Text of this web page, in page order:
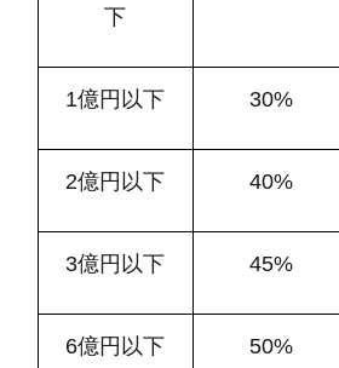
下
1億円以下 30%
2億円以下 40%
3億円以下 45%
6億円以下 50%